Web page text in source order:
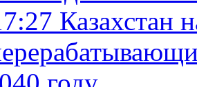
Казахстан